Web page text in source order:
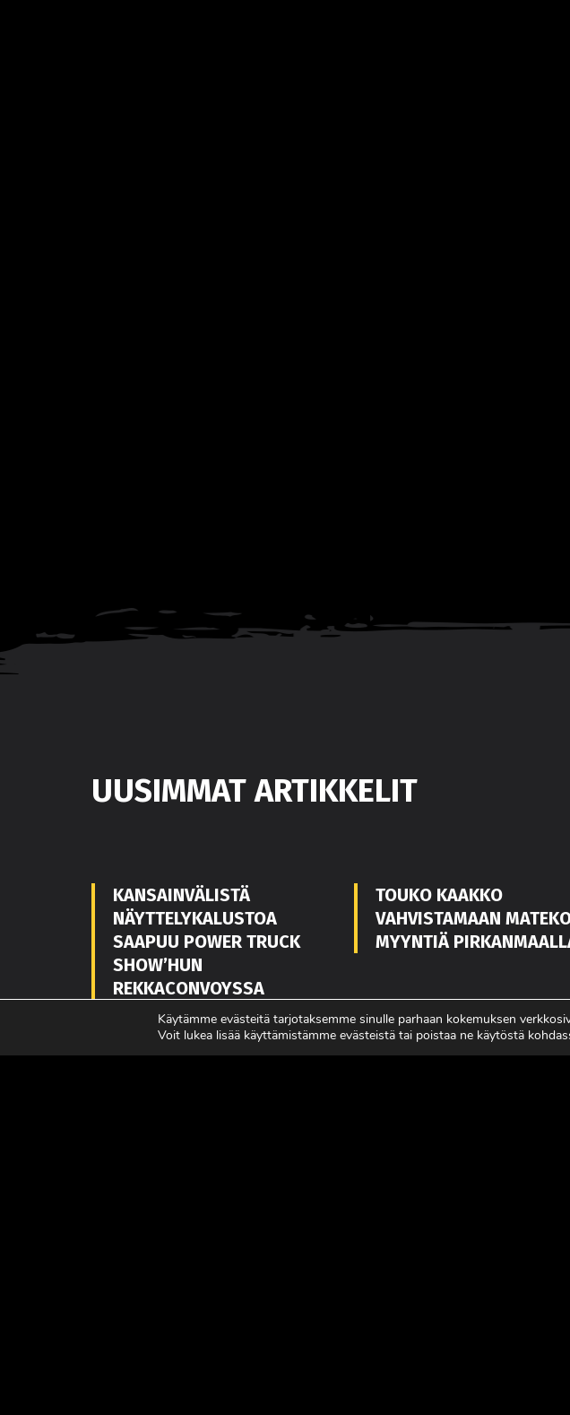
UUSIMMAT ARTIKKELIT
KANSAINVÄLISTÄ
NÄYTTELYKALUSTOA
SAAPUU POWER TRUCK
SHOW’HUN
REKKACONVOYSSA
POWER TRUCK SHOW
7.-8.8.2
TOUKO KAAKKO
VAHVISTAMAAN
MYYNTIÄ
Käytämme evästeitä tarjotaksemme sinulle parhaan kokemuksen
Voit lukea lisää käyttämistämme evästeistä tai poistaa ne käytöstä